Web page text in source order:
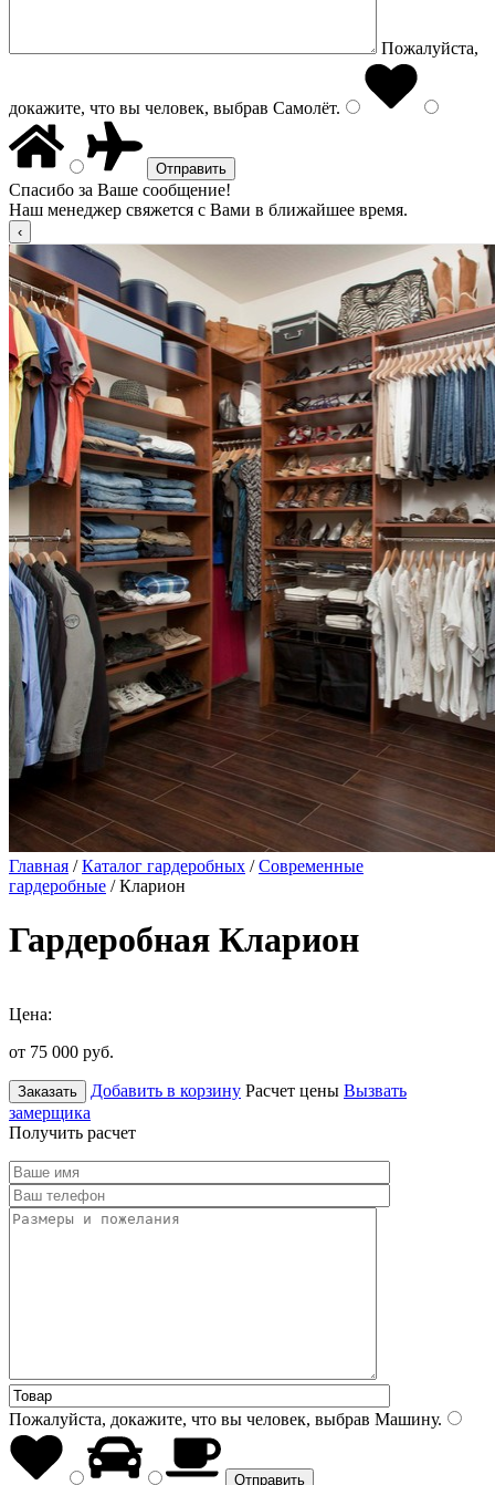
Пожалуйста,
докажите, что вы человек, выбрав Самолёт.
Спасибо за Ваше сообщение!
Наш менеджер свяжется с Вами в ближайшее время.
Главная /Каталог гардеробных /Современные
гардеробные / Кларион
Гардеробная Кларион
Цена:
от 75 000 руб.
Заказать Добавить в корзину Расчет цены Вызвать
замерщика
Получить расчет
Пожалуйста, докажите, что вы человек, выбрав Машину.